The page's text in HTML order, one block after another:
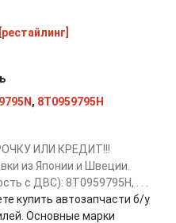
, 8T0959795H
ИЛИ КРЕДИТ!!!
из Японии и Швеции.
с ДВС): 8T0959795H, . . .
купить автозапчасти б/у
Основные марки